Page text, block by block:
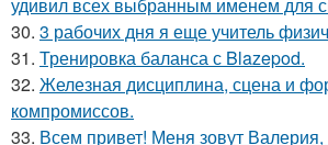
удивил всех выбранным именем для
30. 3 рабочих дня я еще учитель
31. Тренировка баланса с Blazepod.
32. Железная дисциплина, сцена и
компромиссов.
33. Всем привет! Меня зовут Валерия,